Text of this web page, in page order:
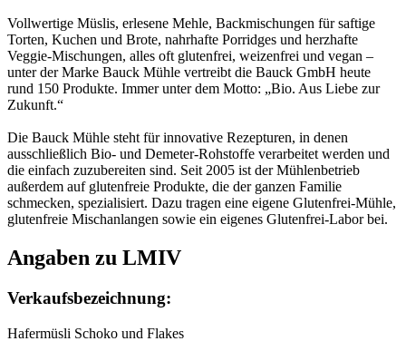
Vollwertige Müslis, erlesene Mehle, Backmischungen für saftige
Torten, Kuchen und Brote, nahrhafte Porridges und herzhafte
Veggie-Mischungen, alles oft glutenfrei, weizenfrei und vegan –
unter der Marke Bauck Mühle vertreibt die Bauck GmbH heute
rund 150 Produkte. Immer unter dem Motto: „Bio. Aus Liebe zur
Zukunft.“
Die Bauck Mühle steht für innovative Rezepturen, in denen
ausschließlich Bio- und Demeter-Rohstoffe verarbeitet werden und
die einfach zuzubereiten sind. Seit 2005 ist der Mühlenbetrieb
außerdem auf glutenfreie Produkte, die der ganzen Familie
schmecken, spezialisiert. Dazu tragen eine eigene Glutenfrei-Mühle,
glutenfreie Mischanlangen sowie ein eigenes Glutenfrei-Labor bei.
Angaben zu LMIV
Verkaufsbezeichnung:
Hafermüsli Schoko und Flakes